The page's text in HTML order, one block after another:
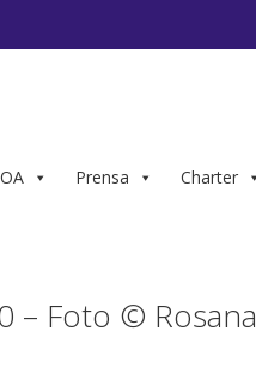
Prensa Charter
– Foto © Rosana